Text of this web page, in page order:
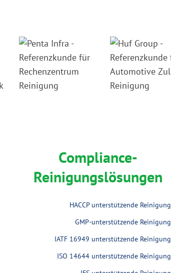
Compliance-
Reinigungslösungen
HACCP unterstützende Reinigung
GMP-unterstützende Reinigung
IATF 16949 unterstützende Reinigung
ISO 14644 unterstützende Reinigung